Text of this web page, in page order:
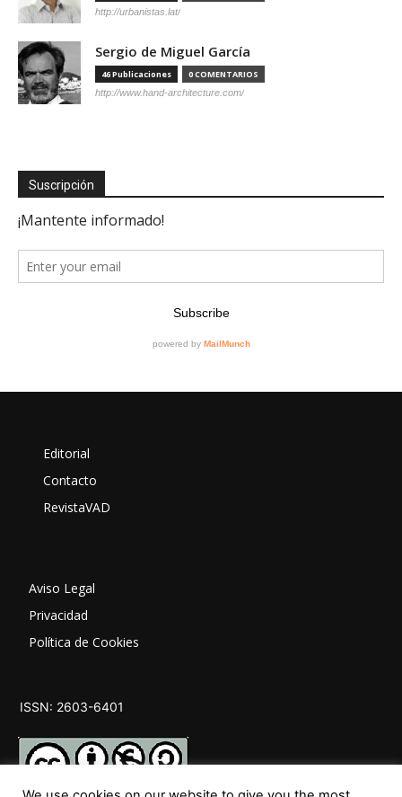
http://urbanistas.lat/
Sergio de Miguel García
46 Publicaciones 0 COMENTARIOS
http://www.hand-architecture.com/
Suscripción
Editorial
Contacto
RevistaVAD
Aviso Legal
Privacidad
Política de Cookies
ISSN: 2603-6401